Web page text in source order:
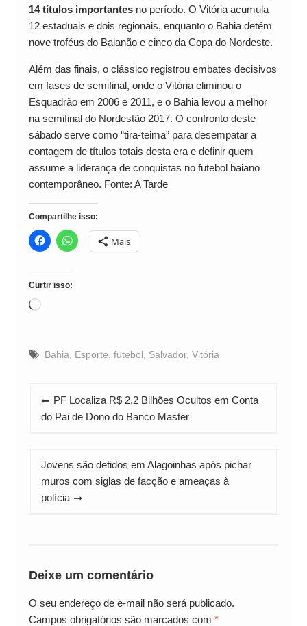
14 títulos importantesno período. O Vitória acumula
12 estaduais e dois regionais, enquanto o Bahia detém
nove troféus do Baianão e cinco da Copa do Nordeste.
Além das finais, o clássico registrou embates decisivos
em fases de semifinal, onde o Vitória eliminou o
Esquadrão em 2006 e 2011, e o Bahia levou a melhor
na semifinal do Nordestão 2017. O confronto deste
sábado serve como “tira-teima” para desempatar a
contagem de títulos totais desta era e definir quem
assume a liderança de conquistas no futebol baiano
contemporâneo. Fonte: A Tarde
Compartilhe isso:
Mais
Curtir isso:
Carregando...
Bahia, Esporte, futebol, Salvador, Vitória
Navegação
de
PF Localiza R$ 2,2 Bilhões Ocultos em Conta
do Pai de Dono do Banco Master
Jovens são detidos em Alagoinhas após pichar
muros com siglas de facção e ameaças à
polícia
Deixe um comentário
O seu endereço de e-mail não será publicado.
Campos obrigatórios são marcados com *